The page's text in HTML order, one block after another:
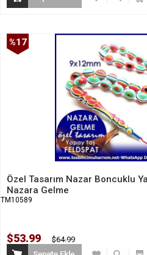
Özel Tasarım Nazar Boncuklu
Nazara Gelme
TM10589
$53.99 $64.99
%17